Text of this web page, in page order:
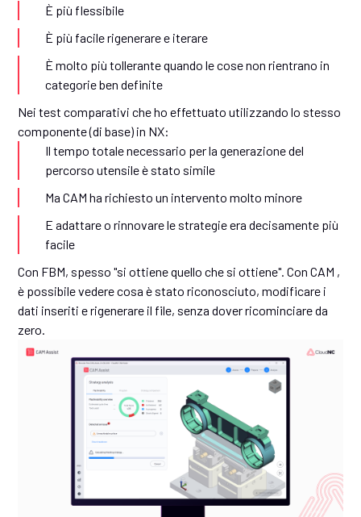
È più flessibile
È più facile rigenerare e iterare
È molto più tollerante quando le cose non rientrano in
categorie ben definite
Nei test comparativi che ho effettuato utilizzando lo stesso
componente (di base) in NX:
Il tempo totale necessario per la generazione del
percorso utensile è stato simile
Ma CAM ha richiesto un intervento molto minore
E adattare o rinnovare le strategie era decisamente più
facile
Con FBM, spesso "si ottiene quello che si ottiene". Con CAM ,
è possibile vedere cosa è stato riconosciuto, modificare i
dati inseriti e rigenerare il file, senza dover ricominciare da
zero.